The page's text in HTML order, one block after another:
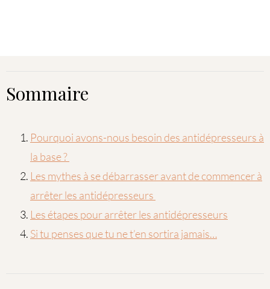
Sommaire
Pourquoi avons-nous besoin des antidépresseurs à
la base ?
Les mythes à se débarrasser avant de commencer à
arrêter les antidépresseurs
Les étapes pour arrêter les antidépresseurs
Si tu penses que tu ne t’en sortira jamais…